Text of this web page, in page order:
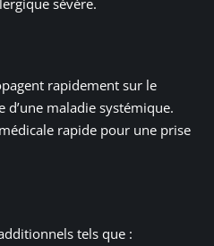
rapidement sur le
d’une maladie systémique.
rapide pour une prise
tels que :